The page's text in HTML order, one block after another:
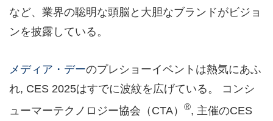
など、業界の聡明な頭脳と大胆なブランドがビジョ
ンを披露している。
メディア・デーのプレショーイベントは熱気にあふ
れ, CES 2025はすでに波紋を広げている。 コンシ
ューマーテクノロジー協会（CTA） ®, 主催のCES